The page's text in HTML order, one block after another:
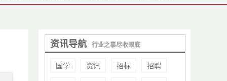
资讯导航 行业之事尽收眼底
国学 资讯 招标 招聘